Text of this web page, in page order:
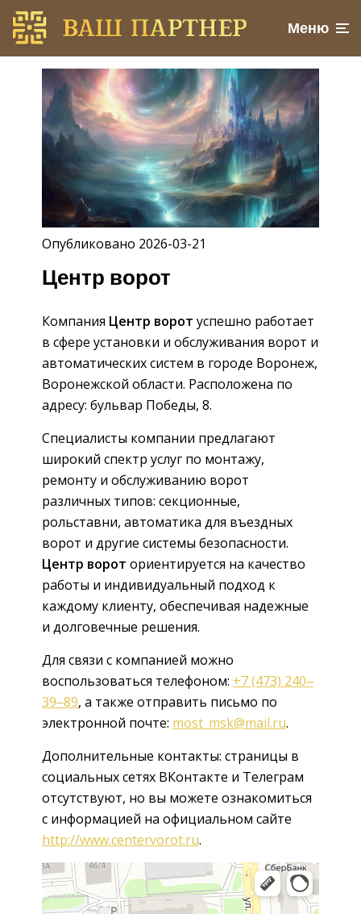
Меню
Опубликовано 2026-03-21
Центр ворот
Компания Центр ворот успешно работает
в сфере установки и обслуживания ворот и
автоматических систем в городе Воронеж,
Воронежской области. Расположена по
адресу: бульвар Победы, 8.
Специалисты компании предлагают
широкий спектр услуг по монтажу,
ремонту и обслуживанию ворот
различных типов: секционные,
рольставни, автоматика для въездных
ворот и другие системы безопасности.
Центр ворот ориентируется на качество
работы и индивидуальный подход к
каждому клиенту, обеспечивая надежные
и долговечные решения.
Для связи с компанией можно
воспользоваться телефоном: +7 (473) 240‒
39‒89, а также отправить письмо по
электронной почте: most_msk@mail.ru.
Дополнительные контакты: страницы в
социальных сетях ВКонтакте и Телеграм
отсутствуют, но вы можете ознакомиться
с информацией на официальном сайте
http://www.centervorot.ru.